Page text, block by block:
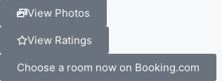
View Photos
View Ratings
Choose a room now on Booking.com